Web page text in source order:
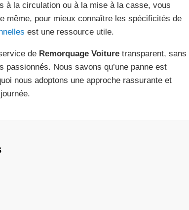
à la circulation ou à la mise à la casse, vous
même, pour mieux connaître les spécificités de
est une ressource utile.
de Remorquage Voituretransparent, sans
Nous savons qu’une panne est
nous adoptons une approche rassurante et